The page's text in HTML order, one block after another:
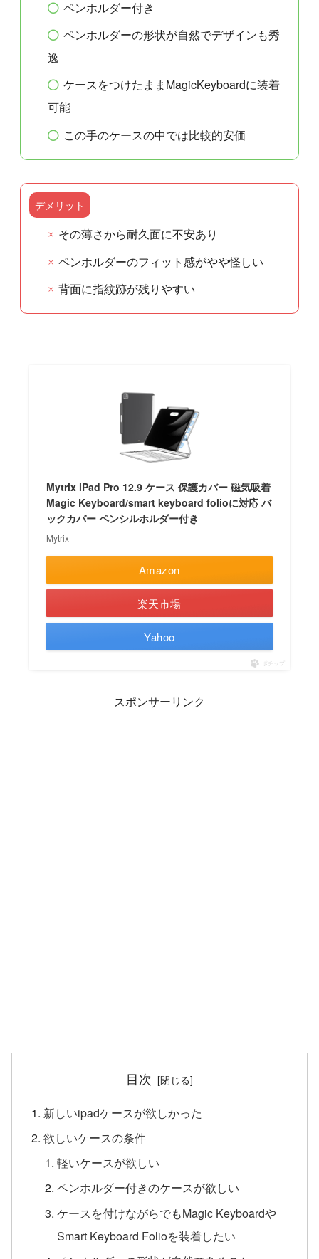
ペンホルダー付き
ペンホルダーの形状が自然でデザインも秀
逸
ケースをつけたままMagicKeyboardに装着
可能
この手のケースの中では比較的安価
デメリット
その薄さから耐久面に不安あり
ペンホルダーのフィット感がやや怪しい
背面に指紋跡が残りやすい
Mytrix iPad Pro 12.9 ケース 保護カバー 磁気吸着
Magic Keyboard/smart keyboard folioに対応 バ
ックカバー ペンシルホルダー付き
Mytrix
Amazon
楽天市場
Yahoo
ポチップ
スポンサーリンク
目次
新しいipadケースが欲しかった
欲しいケースの条件
軽いケースが欲しい
ペンホルダー付きのケースが欲しい
ケースを付けながらでもMagic Keyboardや
Smart Keyboard Folioを装着したい